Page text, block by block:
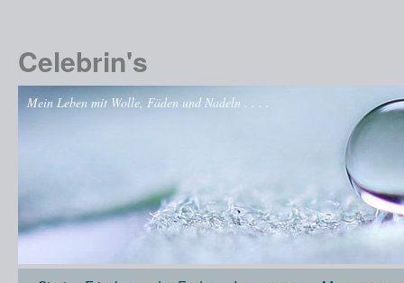
Celebrin's
Mein Leben mit Wolle, Fäden und Nadeln . . . .